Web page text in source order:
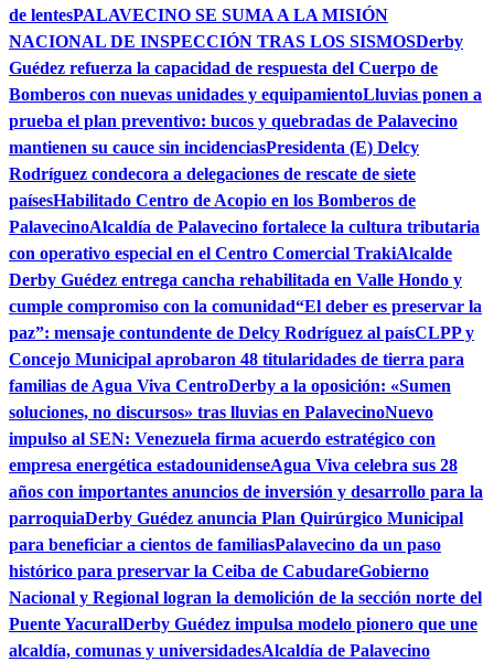
de lentesPALAVECINO SE SUMA A LA MISIÓN
NACIONAL DE INSPECCIÓN TRAS LOS SISMOSDerby
Guédez refuerza la capacidad de respuesta del Cuerpo de
Bomberos con nuevas unidades y equipamientoLluvias ponen a
prueba el plan preventivo: bucos y quebradas de Palavecino
mantienen su cauce sin incidenciasPresidenta (E) Delcy
Rodríguez condecora a delegaciones de rescate de siete
paísesHabilitado Centro de Acopio en los Bomberos de
PalavecinoAlcaldía de Palavecino fortalece la cultura tributaria
con operativo especial en el Centro Comercial TrakiAlcalde
Derby Guédez entrega cancha rehabilitada en Valle Hondo y
cumple compromiso con la comunidad“El deber es preservar la
paz”: mensaje contundente de Delcy Rodríguez al paísCLPP y
Concejo Municipal aprobaron 48 titularidades de tierra para
familias de Agua Viva CentroDerby a la oposición: «Sumen
soluciones, no discursos» tras lluvias en PalavecinoNuevo
impulso al SEN: Venezuela firma acuerdo estratégico con
empresa energética estadounidenseAgua Viva celebra sus 28
años con importantes anuncios de inversión y desarrollo para la
parroquiaDerby Guédez anuncia Plan Quirúrgico Municipal
para beneficiar a cientos de familiasPalavecino da un paso
histórico para preservar la Ceiba de CabudareGobierno
Nacional y Regional logran la demolición de la sección norte del
Puente YacuralDerby Guédez impulsa modelo pionero que une
alcaldía, comunas y universidadesAlcaldía de Palavecino